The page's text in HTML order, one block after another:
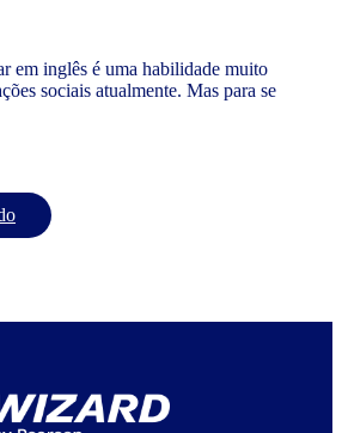
em inglês é uma habilidade muito
sociais atualmente. Mas para se